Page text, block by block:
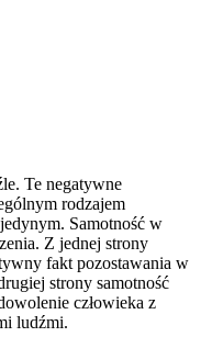
Te negatywne
rodzajem
Samotność w
Z jednej strony
fakt pozostawania w
strony samotność
człowieka z
ludźmi.